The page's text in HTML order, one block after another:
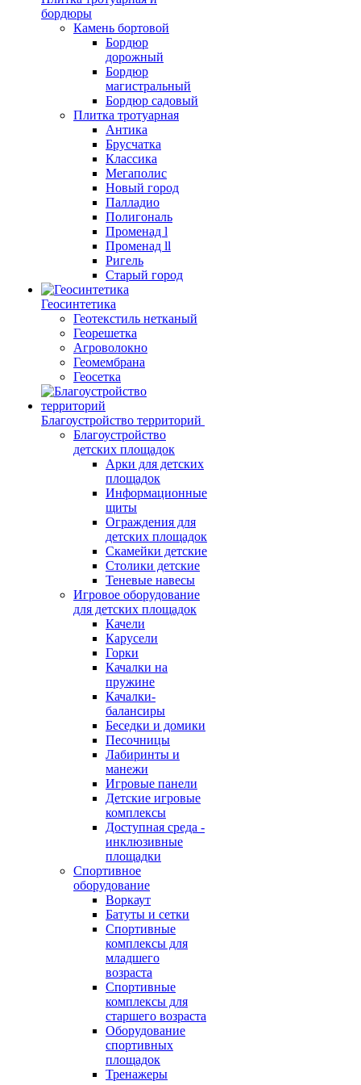
бордюры
Камень бортовой
Бордюр
дорожный
Бордюр
магистральный
Бордюр садовый
Плитка тротуарная
Антика
Брусчатка
Классика
Мегаполис
Новый город
Палладио
Полигональ
Променад l
Променад ll
Ригель
Старый город
Геосинтетика
Геотекстиль нетканый
Георешетка
Агроволокно
Геомембрана
Геосетка
Благоустройство территорий
Благоустройство
детских площадок
Арки для детских
площадок
Информационные
щиты
Ограждения для
детских площадок
Скамейки детские
Столики детские
Теневые навесы
Игровое оборудование
для детских площадок
Качели
Карусели
Горки
Качалки на
пружине
Качалки-
балансиры
Беседки и домики
Песочницы
Лабиринты и
манежи
Игровые панели
Детские игровые
комплексы
Доступная среда -
инклюзивные
площадки
Спортивное
оборудование
Воркаут
Батуты и сетки
Спортивные
комплексы для
младшего
возраста
Спортивные
комплексы для
старшего возраста
Оборудование
спортивных
площадок
Тренажеры